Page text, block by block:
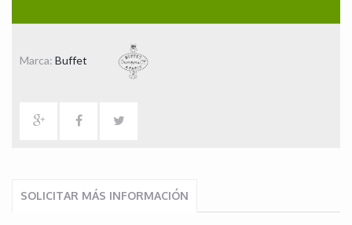
Marca: Buffet
SOLICITAR MÁS INFORMACIÓN